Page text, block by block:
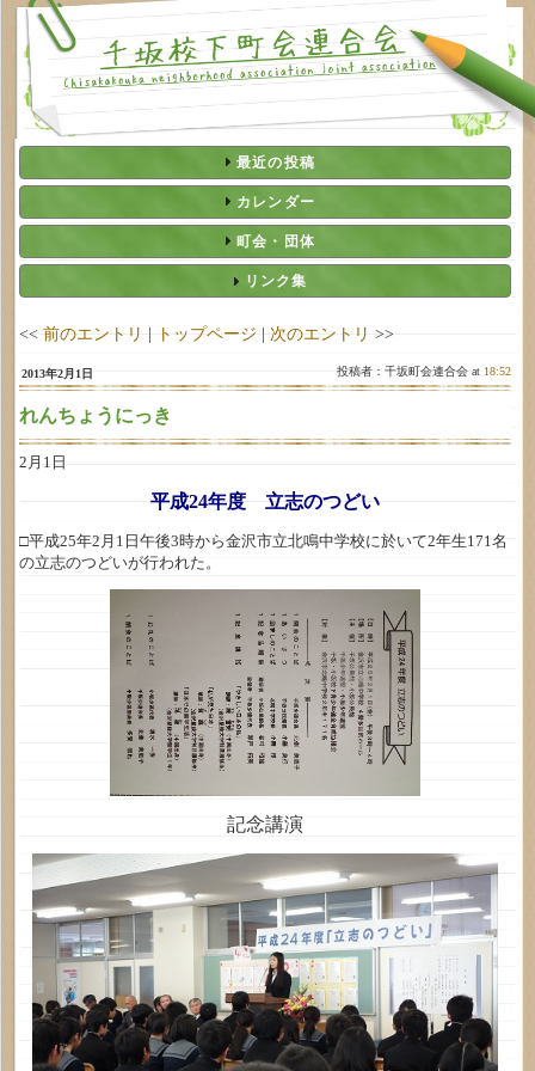
最近の投稿
カレンダー
町会・団体
リンク集
<< 前のエントリ | トップページ | 次のエントリ >>
2013年2月1日 投稿者：千坂町会連合会 at 18:52
れんちょうにっき
2月1日
平成24年度 立志のつどい
□平成25年2月1日午後3時から金沢市立北鳴中学校に於いて2年生171名
の立志のつどいが行われた。
記念講演